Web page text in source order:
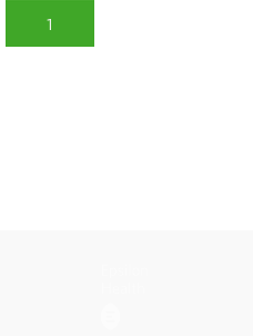
ΠΡΟΣΘΉΚΗ ΣΤΟ ΚΑΛΆΘΙ